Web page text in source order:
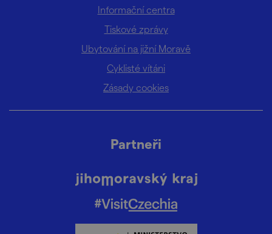
Informační centra
Tiskové zprávy
Ubytování na jižní Moravě
Cyklisté vítáni
Zásady cookies
Partneři